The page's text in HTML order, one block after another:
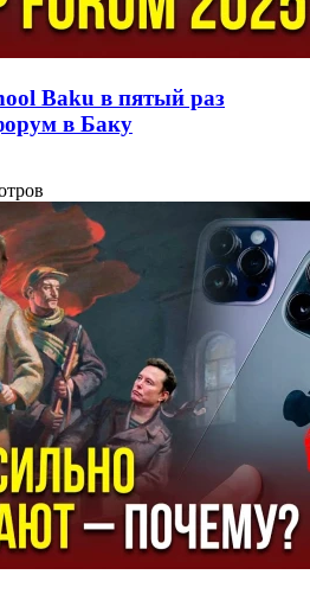
Baku в пятый раз
в Баку